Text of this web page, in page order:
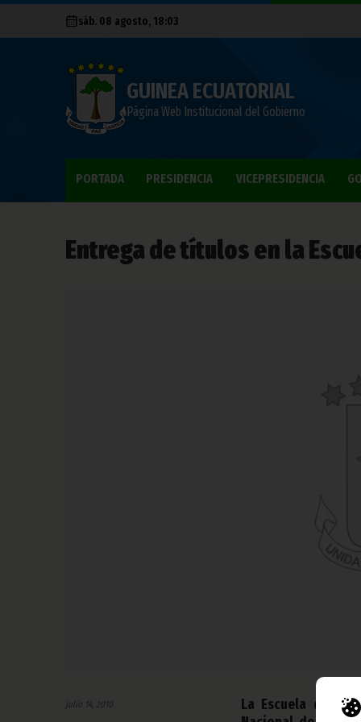
sáb. 08 agosto, 18:03
GUINEA ECUATORIAL
Página Web Institucional del Gobierno
PORTADA PRESIDENCIA VICEPRESIDENCIA
Entrega de títulos en la
julio 14, 2010
La Escuela de